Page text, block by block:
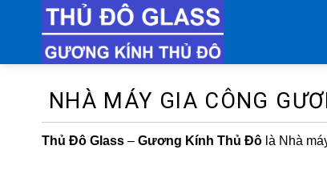
dung
NHÀ MÁY GIA CÔNG
Thủ Đô Glass – Gương Kính Thủ Đô là Nhà